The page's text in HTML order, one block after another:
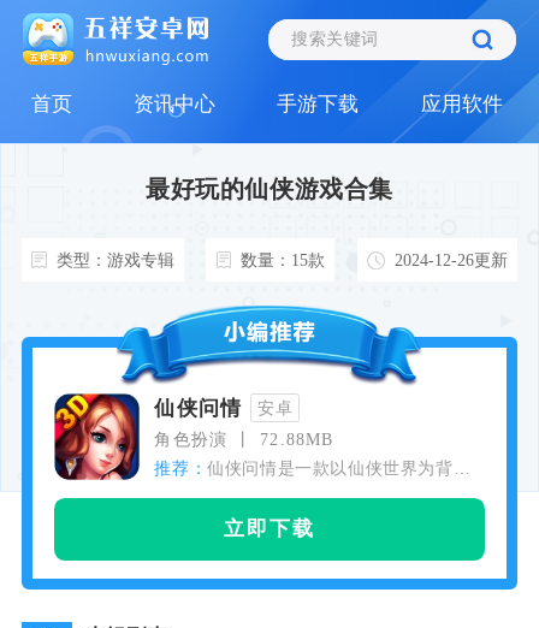
首页 资讯中心 手游下载 应用软件
最好玩的仙侠游戏合集
类型：游戏专辑 数量：15款 2024-12-26更新
仙侠问情
安卓
角色扮演
72.88MB
推荐：仙侠问情是一款以仙侠世界为背景
顶级引擎打造，具有精美的画风、
宏大的世界观和丰富多样的游戏内
容。玩家扮演一名仙侠世界的修仙
者，通过修炼、闯荡、结交盟友、
立即下载